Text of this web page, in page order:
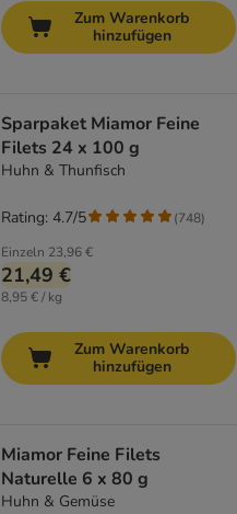
Zum Warenkorb
hinzufügen
Sparpaket Miamor Feine
Filets 24 x 100 g
Huhn & Thunfisch
Einzeln 23,96 €
21,49 €
8,95 € / kg
Rating: 4.7/5 (748)
Zum Warenkorb
hinzufügen
Miamor Feine Filets
Naturelle 6 x 80 g
Huhn & Gemüse